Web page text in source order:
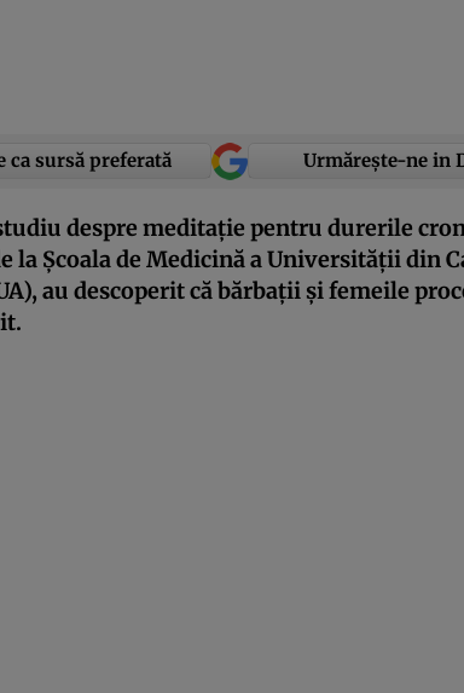
ca sursă preferată Urmărește-ne in
despre meditație pentru durerile
la Școala de Medicină a Universității din
au descoperit că bărbații și femeile